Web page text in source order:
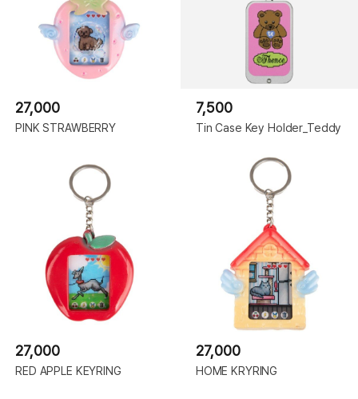
27,000
PINK STRAWBERRY
7,500
Tin Case Key Holder_Teddy
27,000
RED APPLE KEYRING
27,000
HOME KRYRING